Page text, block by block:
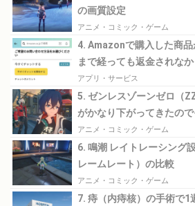
の画質設定
アニメ・コミック・ゲーム
4. Amazonで購入した商
まで経っても返金されな
アプリ・サービス
5. ゼンレスゾーンゼロ（
がかなり下がってきたの
てみる
アニメ・コミック・ゲーム
6. 鳴潮 レイトレーシング
レームレート）の比較
アニメ・コミック・ゲーム
7. 痔（内痔核）の手術で1